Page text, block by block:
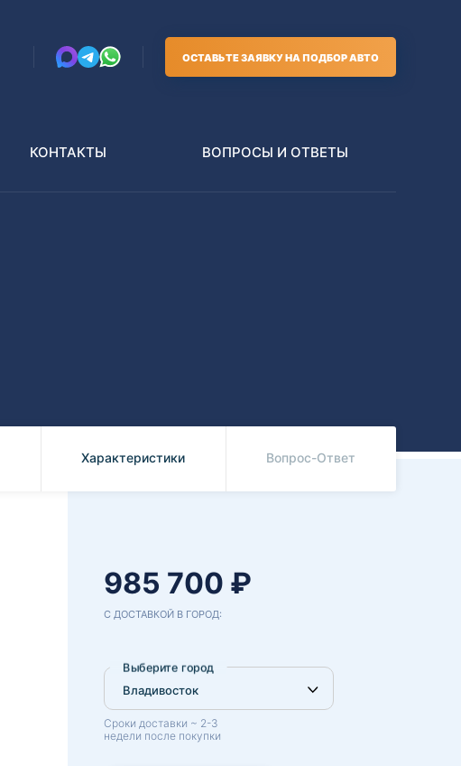
ОСТАВЬТЕ ЗАЯВКУ НА ПОДБОР АВТО
КОНТАКТЫ ВОПРОСЫ И ОТВЕТЫ
Характеристики Вопрос-Ответ
985 700 ₽
С ДОСТАВКОЙ В ГОРОД:
Выберите город
Сроки доставки ~ 2-3
недели после покупки